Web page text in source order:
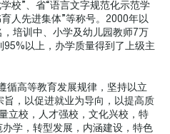
校”、省“语言文字规范化示范学
人先进集体”等称号。2000年以
培训中、小学及幼儿园教师7万
以上，办学质量得到了上级主
循高等教育发展规律，坚持以立
，以促进就业为导向，以提高质
立校，人才强校，文化兴校，特
学，转型发展，内涵建设，特色